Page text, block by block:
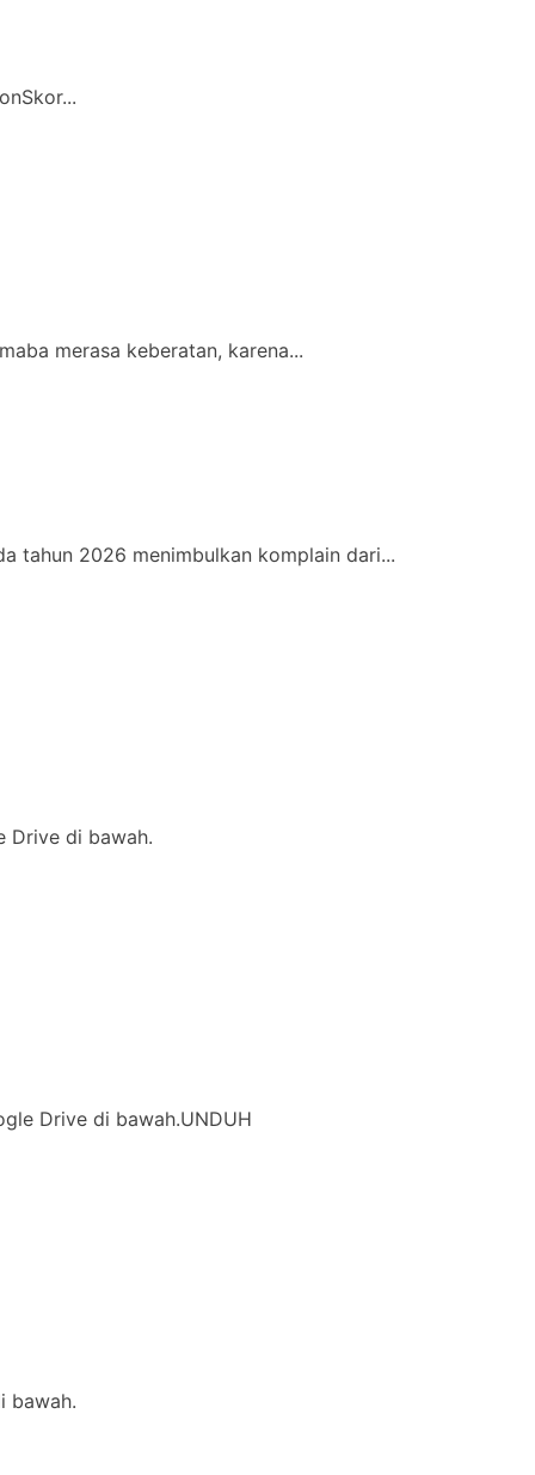
merasa keberatan, karena...
tahun 2026 menimbulkan komplain dari...
Drive di bawah.
Drive di bawah.UNDUH
bawah.